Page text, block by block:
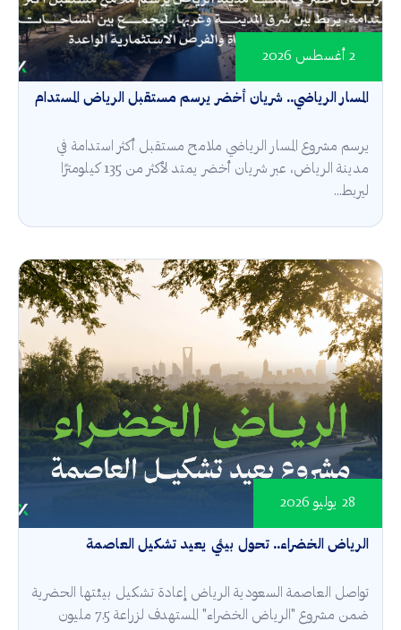
المسار الرياضي.. شريان أخضر يرسم مستقبل الرياض المستدام
2 أغسطس 2026
يرسم مشروع المسار الرياضي ملامح مستقبل أكثر استدامة في
مدينة الرياض، عبر شريان أخضر يمتد لأكثر من 135 كيلومترًا
ليربط...
الرياض الخضراء.. تحول بيئي يعيد تشكيل العاصمة
28 يوليو 2026
تواصل العاصمة السعودية الرياض إعادة تشكيل بيئتها الحضرية
ضمن مشروع "الرياض الخضراء" المستهدف لزراعة 7.5 مليون